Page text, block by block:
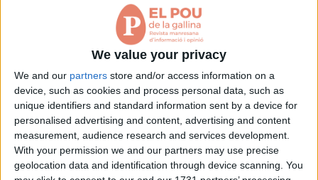
We value your privacy
We and our partners store and/or access information on a
device, such as cookies and process personal data, such as
unique identifiers and standard information sent by a device for
personalised advertising and content, advertising and content
measurement, audience research and services development.
With your permission we and our partners may use precise
geolocation data and identification through device scanning. You
ferrats ben gustosos. Ben segur que la FAVM està
estudiant fer-hi una trobada veïnal ben amena i divertida.
I, tot i aquest desastre tan incomprensible, els regidors ens
continuaran predicant sobre les bondats del verd urbà i la
necessitat de reduir totes les emissions possibles i a
canviar els nostres mals hàbits que ens condemnen al
cantó fosc del planeta i la societat.
Ara bé, segurament, tot això ha estat algun caprici d’algun